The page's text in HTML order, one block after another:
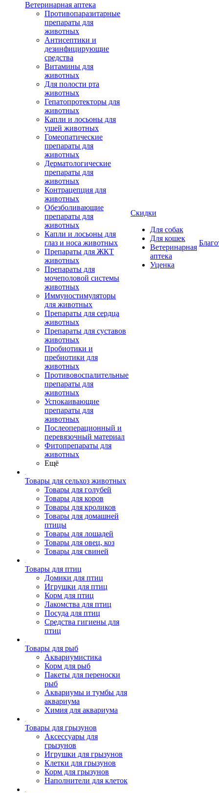
Ветеринарная аптека
Противопаразитарные
препараты для
животных
Антисептики и
дезинфицирующие
средства
Витамины для
животных
Для полости рта
животных
Гепатопротекторы для
животных
Капли и лосьоны для
ушей животных
Гомеопатические
препараты для
животных
Дерматологические
препараты для
животных
Контрацепция для
животных
Обезболивающие
препараты для
животных
Капли и лосьоны для
глаз и носа животных
Препараты для ЖКТ
животных
Препараты для
мочеполовой системы
животных
Иммуностимуляторы
для животных
Препараты для сердца
животных
Препараты для суставов
животных
Пробиотики и
пребиотики для
животных
Противовоспалительные
препараты для
животных
Успокаивающие
препараты для
животных
Послеоперационный и
перевязочный материал
Фитопрепараты для
животных
Ещё
Товары для сельхоз животных
Товары для голубей
Товары для коров
Товары для кроликов
Товары для домашней
птицы
Товары для лошадей
Товары для овец, коз
Товары для свиней
Товары для птиц
Домики для птиц
Игрушки для птиц
Корм для птиц
Лакомства для птиц
Посуда для птиц
Средства гигиены для
птиц
Товары для рыб
Аквариумистика
Корм для рыб
Пакеты для переноски
рыб
Аквариумы и тумбы для
аквариума
Химия для аквариума
Товары для грызунов
Аксессуары для
грызунов
Игрушки для грызунов
Клетки для грызунов
Корм для грызунов
Наполнители для клеток
Скидки
Для собак
Для кошек
Ветеринарная
аптека
Уценка